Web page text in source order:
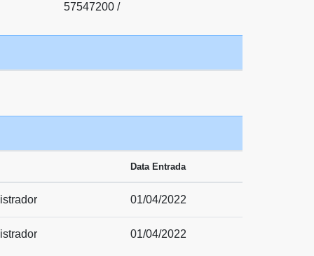
57547200 /
Data Entrada
01/04/2022
01/04/2022